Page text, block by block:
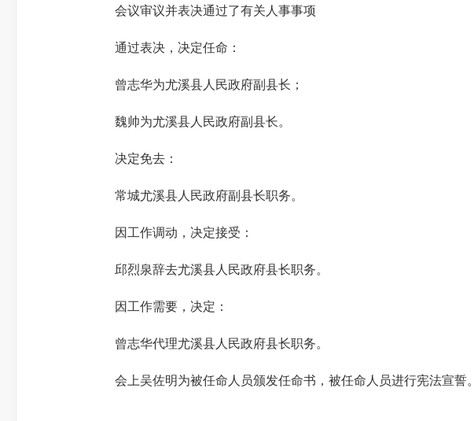
会议审议并表决通过了有关人事事项
通过表决，决定任命：
曾志华为尤溪县人民政府副县长；
魏帅为尤溪县人民政府副县长。
决定免去：
常城尤溪县人民政府副县长职务。
因工作调动，决定接受：
邱烈泉辞去尤溪县人民政府县长职务。
因工作需要，决定：
曾志华代理尤溪县人民政府县长职务。
会上吴佐明为被任命人员颁发任命书，被任命人员进行宪法宣誓。